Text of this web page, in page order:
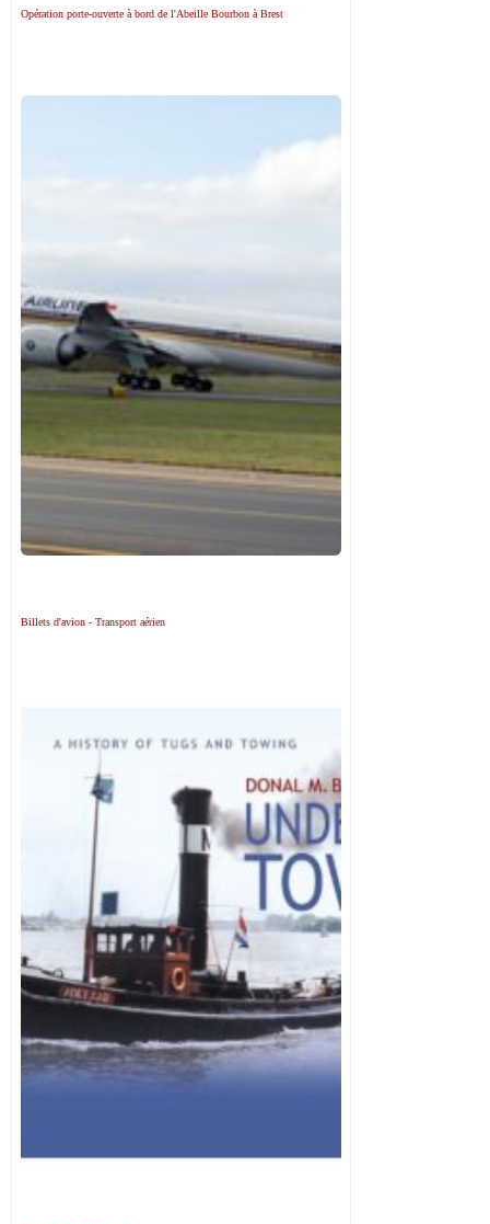
Opération porte-ouverte à bord de l'Abeille Bourbon à Brest
Billets d'avion - Transport aérien